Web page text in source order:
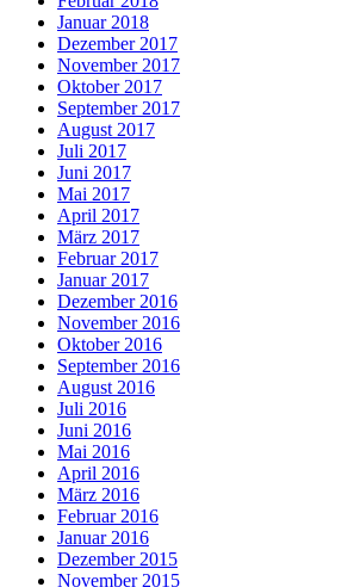
Januar 2018
Dezember 2017
November 2017
Oktober 2017
September 2017
August 2017
Juli 2017
Juni 2017
Mai 2017
April 2017
März 2017
Februar 2017
Januar 2017
Dezember 2016
November 2016
Oktober 2016
September 2016
August 2016
Juli 2016
Juni 2016
Mai 2016
April 2016
März 2016
Februar 2016
Januar 2016
Dezember 2015
November 2015